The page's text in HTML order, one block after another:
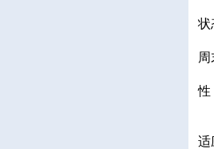
状
性
适